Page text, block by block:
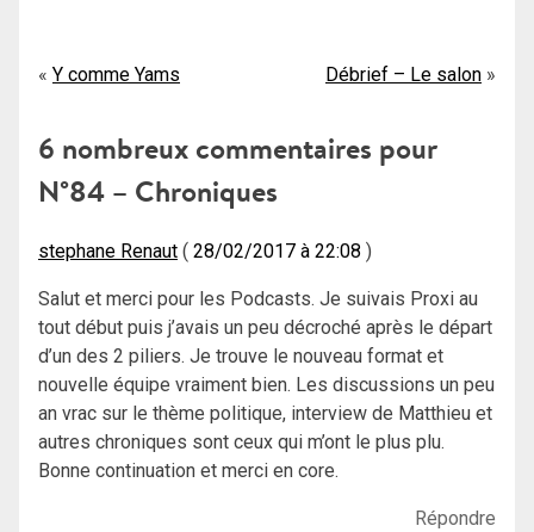
Navigation
l’article
Y comme Yams Débrief – Le salon
6 nombreux commentaires pour
N°84 – Chroniques
stephane Renaut 28/02/2017 à 22:08
Salut et merci pour les Podcasts. Je suivais Proxi au
tout début puis j’avais un peu décroché après le départ
d’un des 2 piliers. Je trouve le nouveau format et
nouvelle équipe vraiment bien. Les discussions un peu
an vrac sur le thème politique, interview de Matthieu et
autres chroniques sont ceux qui m’ont le plus plu.
Bonne continuation et merci en core.
Répondre